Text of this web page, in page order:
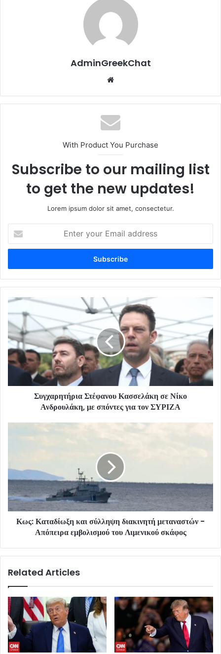
AdminGreekChat
With Product You Purchase
Subscribe to our mailing list
to get the new updates!
Lorem ipsum dolor sit amet, consectetur.
your
Email
Συγχαρητήρια Στέφανου Κασσελάκη σε Νίκο
Ανδρουλάκη, με σπόντες για τον ΣΥΡΙΖΑ
Κως: Καταδίωξη και σύλληψη διακινητή μεταναστών -
Απόπειρα εμβολισμού του Λιμενικού σκάφος
Related Articles